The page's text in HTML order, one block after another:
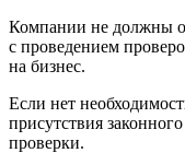
Компании не должны
с проведением
на бизнес.
Если нет
присутствия
проверки.